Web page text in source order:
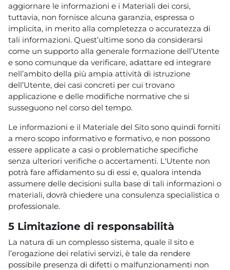
aggiornare le informazioni e i Materiali dei corsi,
tuttavia, non fornisce alcuna garanzia, espressa o
implicita, in merito alla completezza o accuratezza di
tali informazioni. Quest’ultime sono da considerarsi
come un supporto alla generale formazione dell’Utente
e sono comunque da verificare, adattare ed integrare
nell’ambito della più ampia attività di istruzione
dell’Utente, dei casi concreti per cui trovano
applicazione e delle modifiche normative che si
susseguono nel corso del tempo.
Le informazioni e il Materiale del Sito sono quindi forniti
a mero scopo informativo e formativo, e non possono
essere applicate a casi o problematiche specifiche
senza ulteriori verifiche o accertamenti. L'Utente non
potrà fare affidamento su di essi e, qualora intenda
assumere delle decisioni sulla base di tali informazioni o
materiali, dovrà chiedere una consulenza specialistica o
professionale.
5 Limitazione di responsabilità
La natura di un complesso sistema, quale il sito e
l’erogazione dei relativi servizi, è tale da rendere
possibile presenza di difetti o malfunzionamenti non